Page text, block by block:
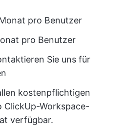
pro Benutzer
pro Benutzer
Sie uns für
kostenpflichtigen
ClickUp-Workspace-
verfügbar.